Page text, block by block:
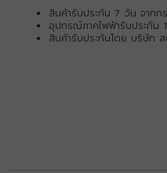
สินค้ารับประกัน 7 วัน จาก
อุปกรณ์ภาคไฟฟ้ารับประกัน
สินค้ารับประกันโดย บริษัท